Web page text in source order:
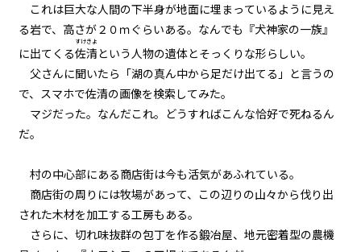
037
夜凪
038
余白：皆本和寿真の恋
040
余白：村の有力者
これは巨大な人間の下半身が地面に埋まっているように見え
る岩で、高さが２０ｍぐらいある。なんでも『犬神家の一族』
に出てくる佐清
すけきよ
という人物の遺体とそっくりな形らしい。
父さんに聞いたら「湖の真ん中から足だけ出てる」と言うの
で、スマホで佐清の画像を検索してみた。
マジだった。なんだこれ。どうすればこんな恰好で死ねるん
だ。
村の中心部にある商店街は今も活気があふれている。
商店街の周りには牧場があって、この辺りの山々から伐り出
された木材を加工する工房もある。
さらに、切れ味抜群の包丁を作る鍛冶屋、地元密着型の農機